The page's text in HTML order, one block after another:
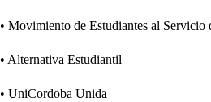
• Movimiento de Estudiantes al Servicio
• Alternativa Estudiantil
• UniCordoba Unida